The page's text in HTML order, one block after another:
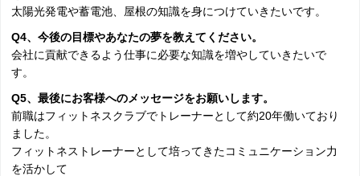
太陽光発電や蓄電池、屋根の知識を身につけていきたいです。
Q4、今後の目標やあなたの夢を教えてください。
会社に貢献できるよう仕事に必要な知識を増やしていきたいで
す。
Q5、最後にお客様へのメッセージをお願いします。
前職はフィットネスクラブでトレーナーとして約20年働いており
ました。
フィットネストレーナーとして培ってきたコミュニケーション力
を活かして